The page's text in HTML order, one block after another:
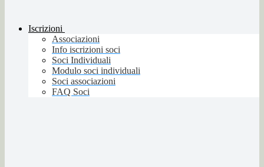
Iscrizioni
Associazioni
Info iscrizioni soci
Soci Individuali
Modulo soci individuali
Soci associazioni
FAQ Soci